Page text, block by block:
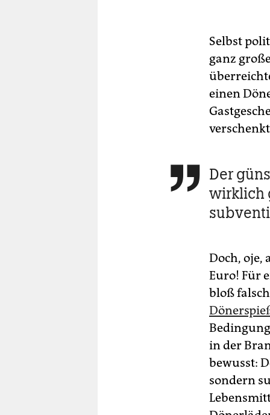
Selbst
ganz
einen
 Der
wirklich
Doch, oje,
Euro! Für
bloß
in der
bewusst:
sondern